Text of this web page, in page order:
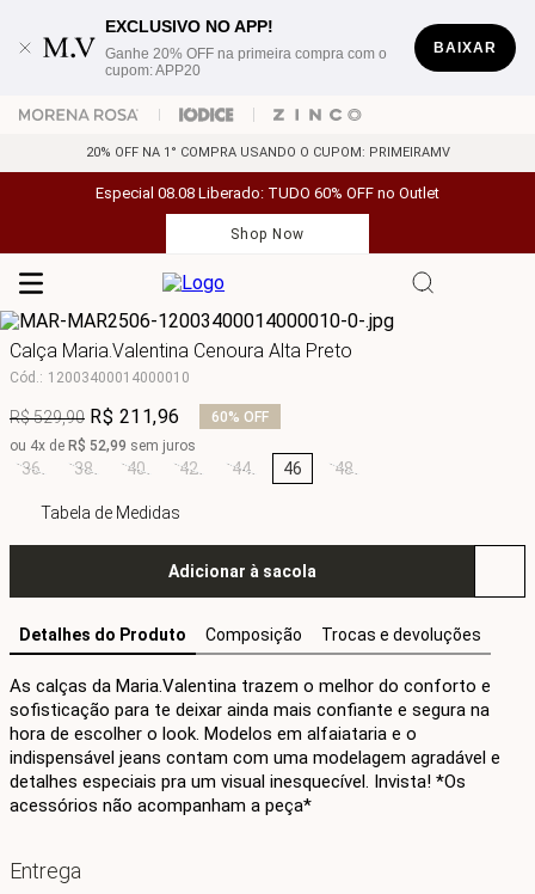
EXCLUSIVO NO APP!
Ganhe 20% OFF na primeira compra com o
cupom: APP20
BAIXAR
20% OFF NA 1° COMPRA USANDO O CUPOM: PRIMEIRAMV
Especial 08.08 Liberado: TUDO 60% OFF no Outlet
Shop Now
Calça Maria.Valentina Cenoura Alta Preto
Cód.: 12003400014000010
R$529,90 R$ 211,96 60% OFF
ou 4x de R$ 52,99 sem juros
36 38 40 42 44 46 48
Tabela de Medidas
Adicionar à sacola
Detalhes do Produto Composição Trocas e devoluções
As calças da Maria.Valentina trazem o melhor do conforto e
sofisticação para te deixar ainda mais confiante e segura na
hora de escolher o look. Modelos em alfaiataria e o
indispensável jeans contam com uma modelagem agradável e
detalhes especiais pra um visual inesquecível. Invista! *Os
acessórios não acompanham a peça*
Entrega